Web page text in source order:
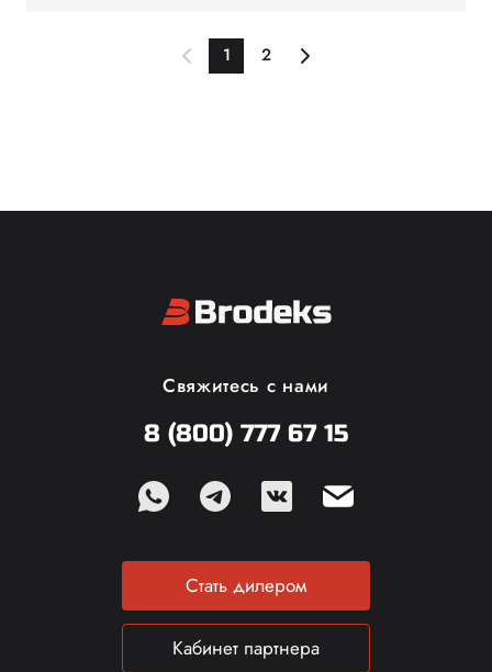
надёжно защищает от ветра
или повседневной носки. А
1 2
Свяжитесь с нами
8 (800) 777 67 15
Стать дилером
Кабинет партнера